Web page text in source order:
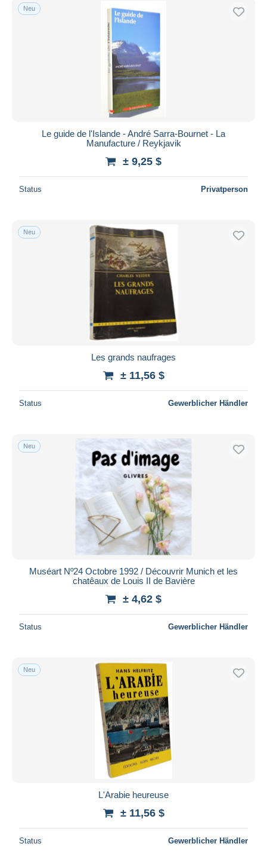
Neu
Le guide de l'Islande - André Sarra-Bournet - La
Manufacture / Reykjavik
± 9,25 $
Status Privatperson
Neu
Les grands naufrages
± 11,56 $
Status Gewerblicher Händler
Neu
Muséart Nº24 Octobre 1992 / Découvrir Munich et les
chatêaux de Louis II de Bavière
± 4,62 $
Status Gewerblicher Händler
Neu
L'Arabie heureuse
± 11,56 $
Status Gewerblicher Händler